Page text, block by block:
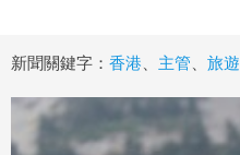
新聞關鍵字： 香港、 主管、 旅遊